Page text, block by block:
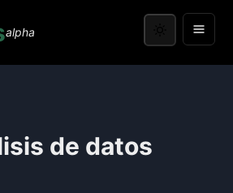
alpha
de datos